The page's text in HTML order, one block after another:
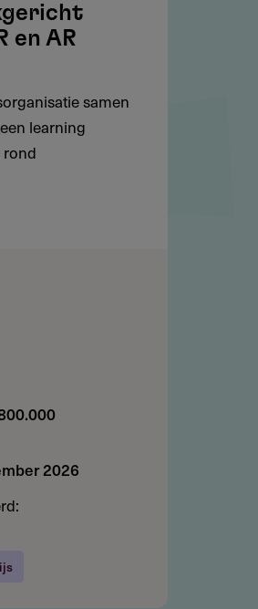
en AR
samen
learning
2026